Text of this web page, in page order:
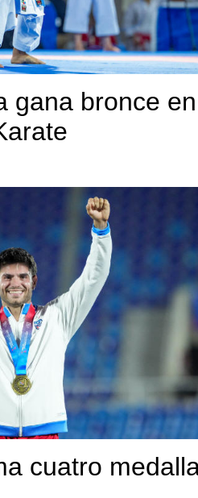
gana bronce en
cuatro